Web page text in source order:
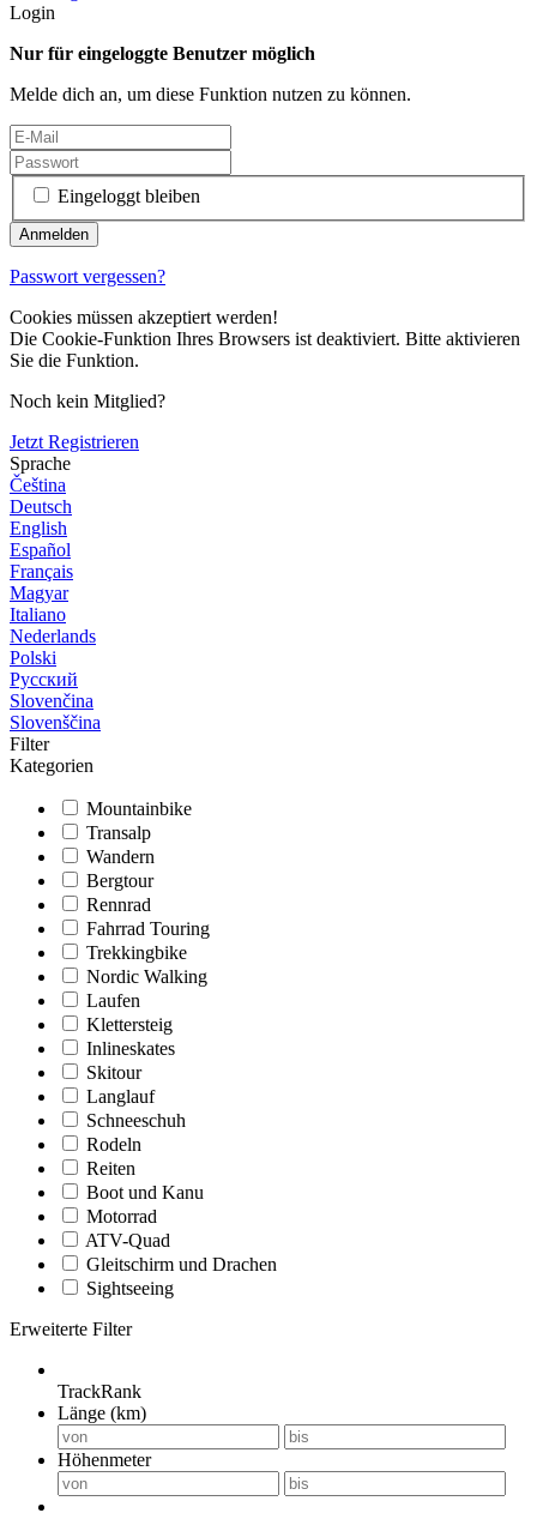
Login
Nur für eingeloggte Benutzer möglich
Melde dich an, um diese Funktion nutzen zu können.
Eingeloggt bleiben
Passwort vergessen?
Cookies müssen akzeptiert werden!
Die Cookie-Funktion Ihres Browsers ist deaktiviert. Bitte aktivieren
Sie die Funktion.
Noch kein Mitglied?
Jetzt Registrieren
Sprache
Čeština
Deutsch
English
Español
Français
Magyar
Italiano
Nederlands
Polski
Русский
Slovenčina
Slovenščina
Filter
Kategorien
Mountainbike
Transalp
Wandern
Bergtour
Rennrad
Fahrrad Touring
Trekkingbike
Nordic Walking
Laufen
Klettersteig
Inlineskates
Skitour
Langlauf
Schneeschuh
Rodeln
Reiten
Boot und Kanu
Motorrad
ATV-Quad
Gleitschirm und Drachen
Sightseeing
Erweiterte Filter
TrackRank
Länge (km)
Höhenmeter